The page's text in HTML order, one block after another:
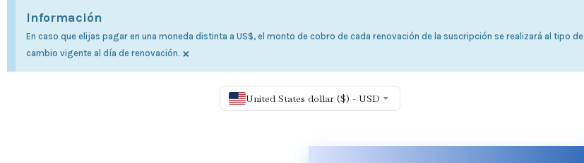
Información
En caso que elijas pagar en una moneda distinta a US$, el monto de cobro de cada renovación de la suscripción se realizará al tipo de
cambio vigente al día de renovación. ×
United States dollar ($) - USD